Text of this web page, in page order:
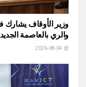
وزير الأوقاف يشارك
والري بالعاصمة